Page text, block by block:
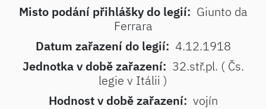
Misto podání přihlášky do legií: Giunto da
Ferrara
Datum zařazení do legií: 4.12.1918
Jednotka v době zařazení: 32.stř.pl. ( Čs.
legie v Itálii )
Hodnost v době zařazení: vojín